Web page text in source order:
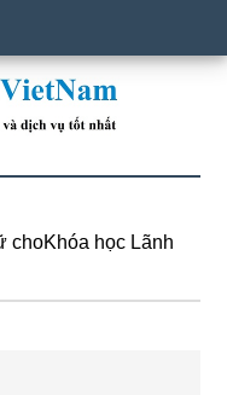
choKhóa học Lãnh